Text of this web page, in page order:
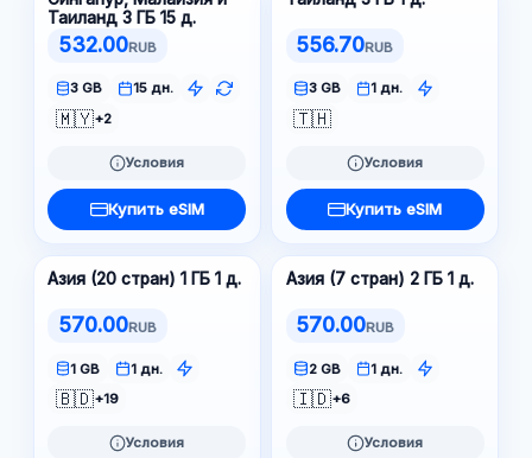
Таиланд 3 ГБ 15 д.
532.00RUB
3 GB 15 дн.
🇲🇾+2
Условия
Купить eSIM
556.70RUB
3 GB 1 дн.
🇹🇭
Условия
Купить eSIM
Азия (20 стран) 1 ГБ 1 д.
570.00RUB
1 GB 1 дн.
🇧🇩+19
Условия
Азия (7 стран) 2 ГБ 1 д.
570.00RUB
2 GB 1 дн.
🇮🇩+6
Условия